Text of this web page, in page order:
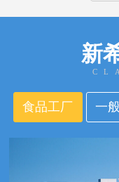
新
食品工厂 一